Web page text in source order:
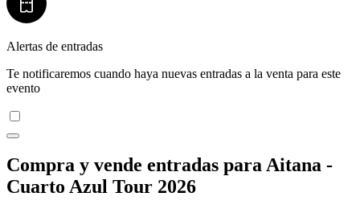
Alertas de entradas
Te notificaremos cuando haya nuevas entradas a la venta para este
evento
Compra y vende entradas para Aitana -
Cuarto Azul Tour 2026